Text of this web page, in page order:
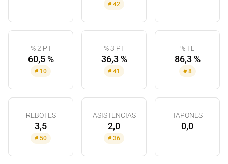
# 42
% 2 PT
60,5 %
# 10
% 3 PT
36,3 %
# 41
% TL
86,3 %
# 8
REBOTES
3,5
# 50
ASISTENCIAS
2,0
# 36
TAPONES
0,0